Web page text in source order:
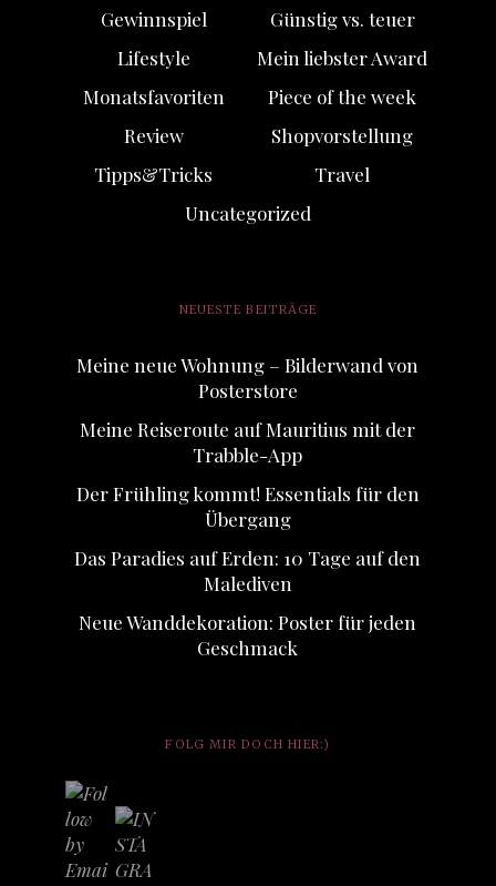
Gewinnspiel
Günstig vs. teuer
Lifestyle
Mein liebster Award
Monatsfavoriten
Piece of the week
Review
Shopvorstellung
Tipps&Tricks
Travel
Uncategorized
NEUESTE BEITRÄGE
Meine neue Wohnung – Bilderwand von
Posterstore
Meine Reiseroute auf Mauritius mit der
Trabble-App
Der Frühling kommt! Essentials für den
Übergang
Das Paradies auf Erden: 10 Tage auf den
Malediven
Neue Wanddekoration: Poster für jeden
Geschmack
FOLG MIR DOCH HIER:)